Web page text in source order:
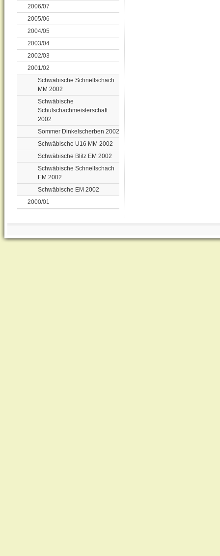
2006/07
2005/06
2004/05
2003/04
2002/03
2001/02
Schwäbische Schnellschach
MM 2002
Schwäbische
Schulschachmeisterschaft
2002
Sommer Dinkelscherben 2002
Schwäbische U16 MM 2002
Schwäbische Blitz EM 2002
Schwäbische Schnellschach
EM 2002
Schwäbische EM 2002
2000/01